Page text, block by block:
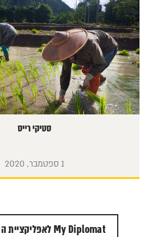
סטיקי רייס
1 ספטמבר, 2020
My Diplomat לאפליקציית ההזמנות